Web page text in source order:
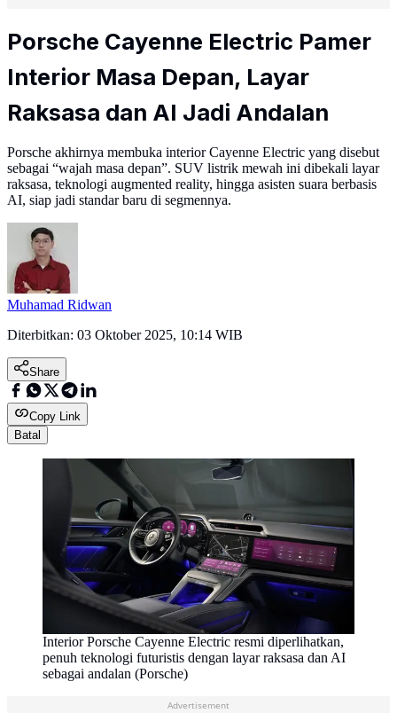
Porsche Cayenne Electric Pamer
Interior Masa Depan, Layar
Raksasa dan AI Jadi Andalan
Porsche akhirnya membuka interior Cayenne Electric yang disebut
sebagai “wajah masa depan”. SUV listrik mewah ini dibekali layar
raksasa, teknologi augmented reality, hingga asisten suara berbasis
AI, siap jadi standar baru di segmennya.
Muhamad Ridwan
Diterbitkan: 03 Oktober 2025, 10:14 WIB
Share
Copy Link
Batal
Interior Porsche Cayenne Electric resmi diperlihatkan,
penuh teknologi futuristis dengan layar raksasa dan AI
sebagai andalan (Porsche)
Advertisement